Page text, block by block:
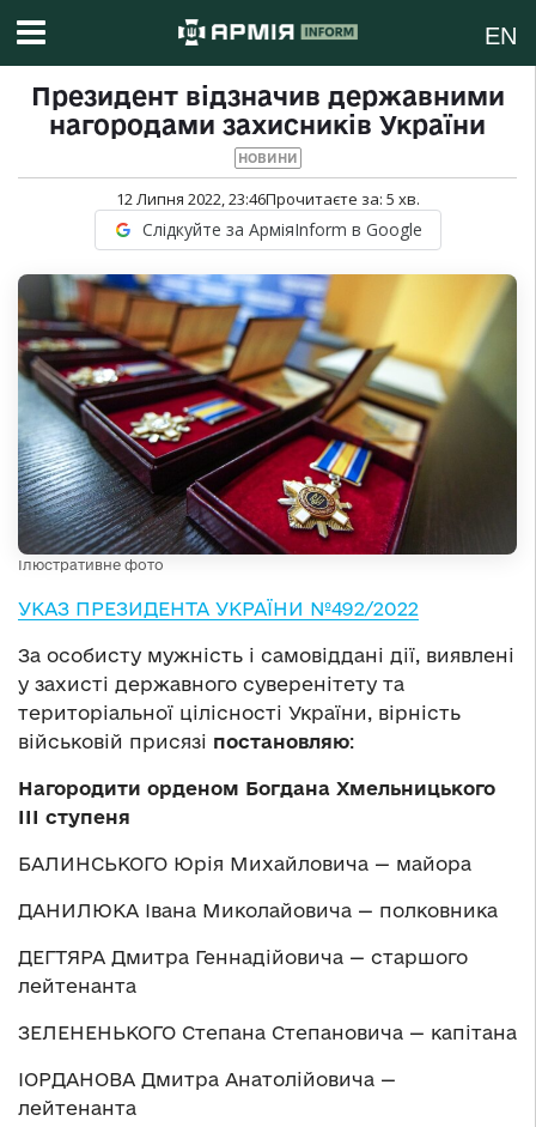
EN
Президент відзначив державними
нагородами захисників України
НОВИНИ
12 Липня 2022, 23:46Прочитаєте за: 5 хв.
Слідкуйте за АрміяInform в Google
Ілюстративне фото
УКАЗ ПРЕЗИДЕНТА УКРАЇНИ №492/2022
За особисту мужність і самовіддані дії, виявлені
у захисті державного суверенітету та
територіальної цілісності України, вірність
військовій присязі постановляю:
Нагородити орденом Богдана Хмельницького
ІІІ ступеня
БАЛИНСЬКОГО Юрія Михайловича — майора
ДАНИЛЮКА Івана Миколайовича — полковника
ДЕГТЯРА Дмитра Геннадійовича — старшого
лейтенанта
ЗЕЛЕНЕНЬКОГО Степана Степановича — капітана
ІОРДАНОВА Дмитра Анатолійовича —
лейтенанта